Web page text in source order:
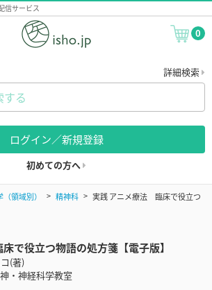
信サービス
0
詳細検索
ログイン／新規登録
初めての方へ
領域別） 精神科
実践 アニメ療法 臨床で役立つ
で役立つ物語の処方箋【電子版】
(著)
・神経科学教室